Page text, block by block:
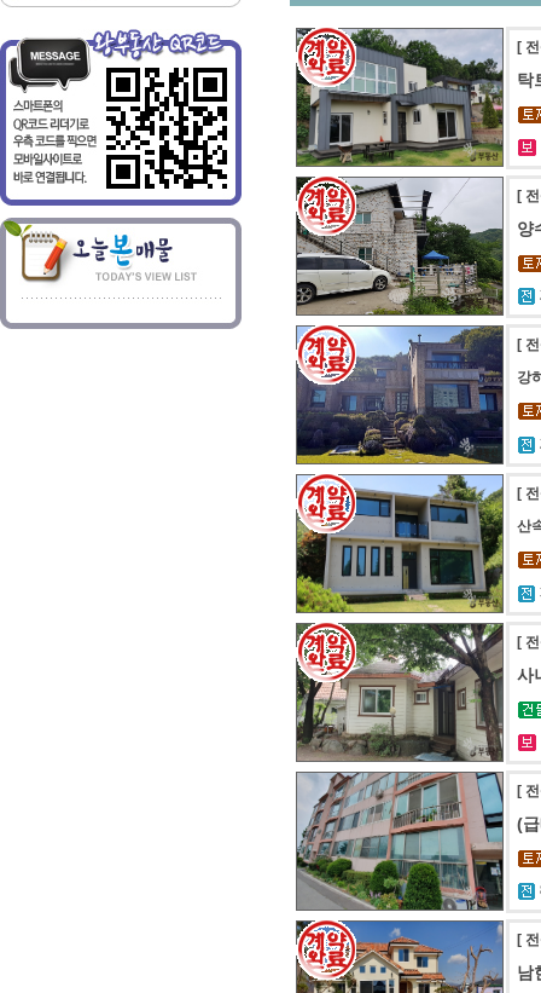
[
탁
[
양
[
강
[
산
[
사
[
(
[
남